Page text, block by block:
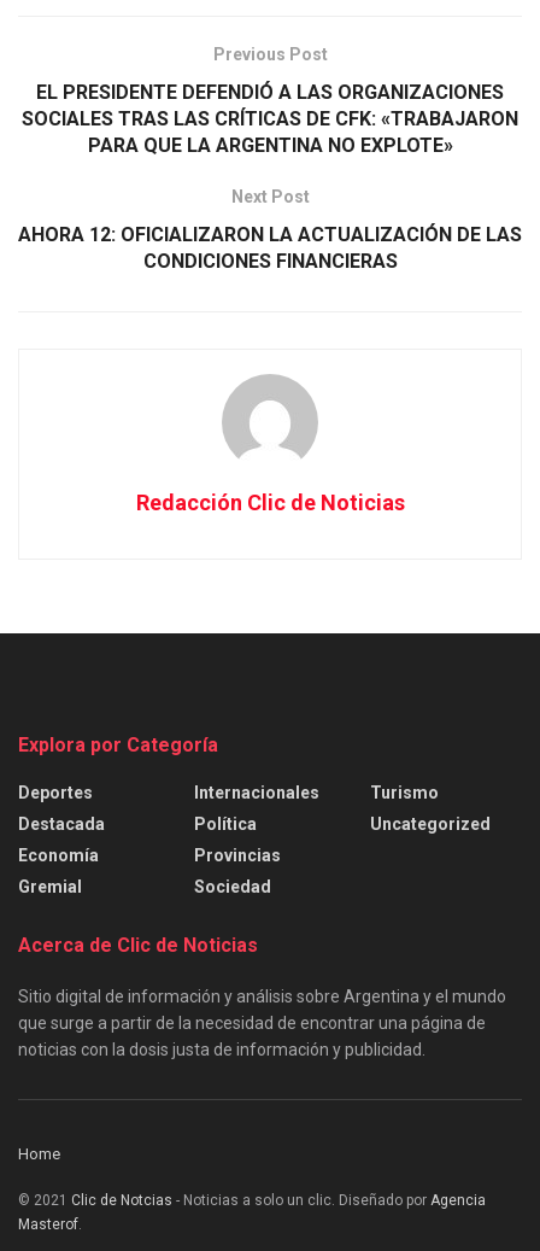
Previous Post
EL PRESIDENTE DEFENDIÓ A LAS ORGANIZACIONES
SOCIALES TRAS LAS CRÍTICAS DE CFK: «TRABAJARON
PARA QUE LA ARGENTINA NO EXPLOTE»
Next Post
AHORA 12: OFICIALIZARON LA ACTUALIZACIÓN DE LAS
CONDICIONES FINANCIERAS
Redacción Clic de Noticias
Explora por Categoría
Deportes
Destacada
Economía
Gremial
Internacionales
Política
Provincias
Sociedad
Turismo
Uncategorized
Acerca de Clic de Noticias
Sitio digital de información y análisis sobre Argentina y el mundo
que surge a partir de la necesidad de encontrar una página de
noticias con la dosis justa de información y publicidad.
Home
© 2021 Clic de Notcias - Noticias a solo un clic. Diseñado por Agencia
Masterof.